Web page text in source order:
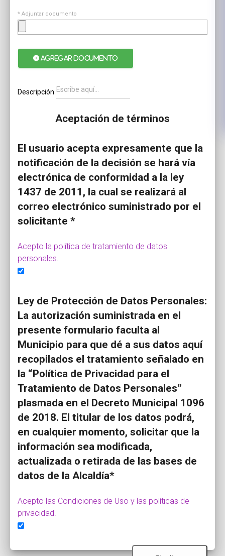
* Adjuntar documento
AGREGAR DOCUMENTO
Descripción
Aceptación de términos
El usuario acepta expresamente que la
notificación de la decisión se hará vía
electrónica de conformidad a la ley
1437 de 2011, la cual se realizará al
correo electrónico suministrado por el
solicitante *
Acepto la política de tratamiento de datos
personales.
Ley de Protección de Datos Personales:
La autorización suministrada en el
presente formulario faculta al
Municipio para que dé a sus datos aquí
recopilados el tratamiento señalado en
la “Política de Privacidad para el
Tratamiento de Datos Personales”
plasmada en el Decreto Municipal 1096
de 2018. El titular de los datos podrá,
en cualquier momento, solicitar que la
información sea modificada,
actualizada o retirada de las bases de
datos de la Alcaldía*
Acepto las Condiciones de Uso y las políticas de
privacidad.